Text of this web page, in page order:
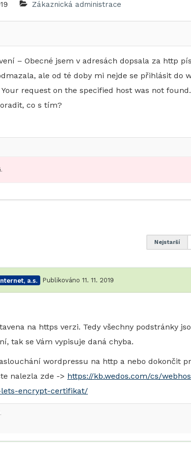
Zákaznická administrace
– Obecné jsem v adresách dopsala za http
ale od té doby mi nejde se přihlásit do
request on the specified host was not
co s tím?
Nejstarší
a.s. Publikováno 11. 11. 2019
na https verzi. Tedy všechny podstránky
tak se Vám vypisuje daná chyba.
wordpressu na http a nebo dokončit
nalezla zde -> https://kb.wedos.com/cs/
encrypt-certifikat/